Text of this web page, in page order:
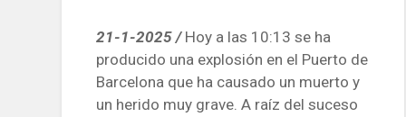
21-1-2025 / Hoy a las 10:13 se ha
producido una explosión en el Puerto de
Barcelona que ha causado un muerto y
un herido muy grave. A raíz del suceso